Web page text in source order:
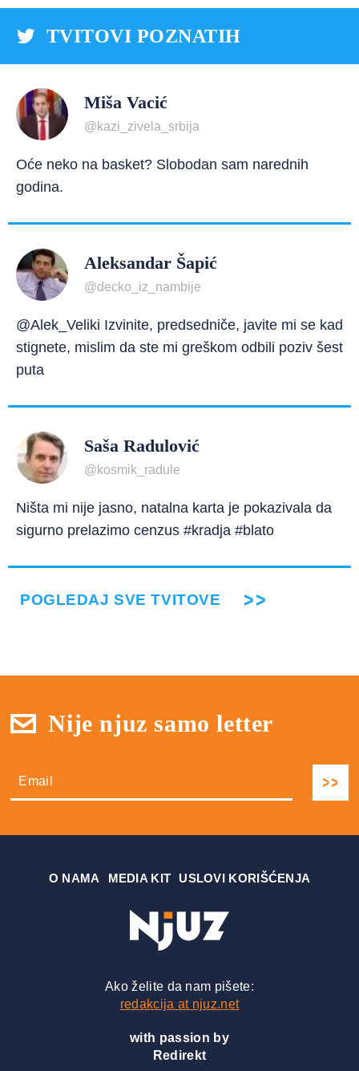
TVITOVI POZNATIH
Miša Vacić
@kazi_zivela_srbija
Oće neko na basket? Slobodan sam narednih
godina.
Aleksandar Šapić
@decko_iz_nambije
@Alek_Veliki Izvinite, predsedniče, javite mi se kad
stignete, mislim da ste mi greškom odbili poziv šest
puta
Saša Radulović
@kosmik_radule
Ništa mi nije jasno, natalna karta je pokazivala da
sigurno prelazimo cenzus #kradja #blato
POGLEDAJ SVE TVITOVE
Nije njuz samo letter
О NAMA MEDIA KIT USLOVI KORIŠĆENJA
Ako želite da nam pišete:
redakcija at njuz.net
with passion by
Redirekt